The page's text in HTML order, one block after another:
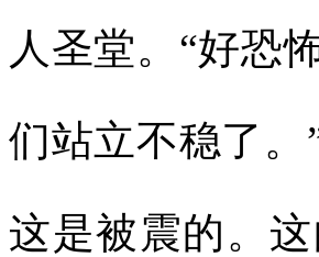
人圣堂。“好恐
们站立不稳了
这是被震的。